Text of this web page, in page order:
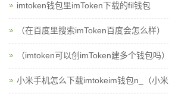
imtoken钱包里imToken下载的fil钱包
（在百度里搜索imToken百度会怎么样）
（imtoken可以创imToken建多个钱包吗）
小米手机怎么下载imtokeim钱包n_（小米